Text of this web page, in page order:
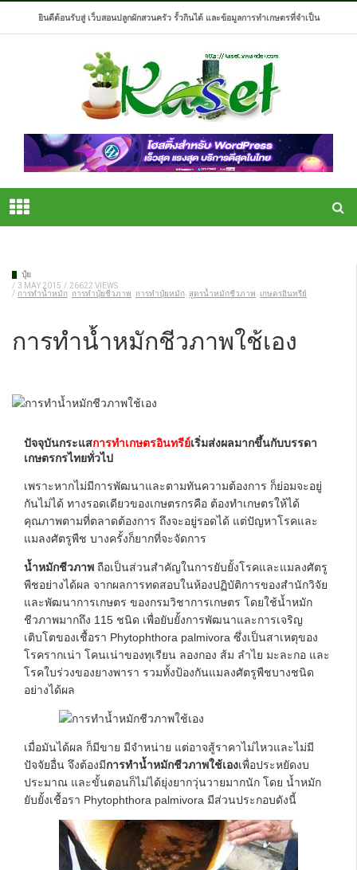
ยินดีต้อนรับสู่ เว็บสอนปลูกผักสวนครัว รั้วกินได้ และข้อมูลการทำเกษตรที่จำเป็น
ปุ๋ย
/ 3 MAY 2015 / 26622 VIEWS
/ การทำน้ำหมัก การทำปุ๋ยชีวภาพ การทำปุ๋ยหมัก สูตรน้ำหมักชีวภาพ เกษตรอินทรีย์
การทำน้ำหมักชีวภาพใช้เอง
ปัจจุบันกระแสการทำเกษตรอินทรีย์เริ่มส่งผลมากขึ้นกับบรรดา
เกษตรกรไทยทั่วไป
เพราะหากไม่มีการพัฒนาและตามทันความต้องการ ก็ย่อมจะอยู่
กันไม่ได้ ทางรอดเดียวของเกษตรกรคือ ต้องทำเกษตรให้ได้
คุณภาพตามที่ตลาดต้องการ ถึงจะอยู่รอดได้ แต่ปัญหาโรคและ
แมลงศัตรูพืช บางครั้งก็ยากที่จะจัดการ
น้ำหมักชีวภาพ ถือเป็นส่วนสำคัญในการยับยั้งโรคและแมลงศัตรู
พืชอย่างได้ผล จากผลการทดสอบในห้องปฏิบัติการของสำนักวิจัย
และพัฒนาการเกษตร ของกรมวิชาการเกษตร โดยใช้น้ำหมัก
ชีวภาพมากถึง 115 ชนิด เพื่อยับยั้งการพัฒนาและการเจริญ
เติบโตของเชื้อรา Phytophthora palmivora ซึ่งเป็นสาเหตุของ
โรครากเน่า โคนเน่าของทุเรียน ลองกอง ส้ม ลำไย มะละกอ และ
โรคใบร่วงของยางพารา รวมทั้งป้องกันแมลงศัตรูพืชบางชนิด
อย่างได้ผล
เมื่อมันได้ผล ก็มีขาย มีจำหน่าย แต่อาจสู้ราคาไม่ไหวและไม่มี
ปัจจัยอื่น จึงต้องมีการทำน้ำหมักชีวภาพใช้เองเพื่อประหยัดงบ
ประมาณ และขั้นตอนก็ไม่ได้ยุ่งยากวุ่นวายมากนัก โดย น้ำหมัก
ยับยั้งเชื้อรา Phytophthora palmivora มีส่วนประกอบดังนี้